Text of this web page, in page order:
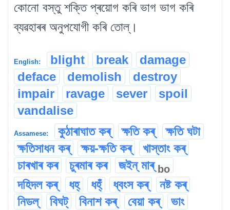
কোনো বস্তু শক্তি প্ৰয়োগ কৰি ভাগ ভাগ কৰি
ব্যৱহাৰৰ অনুপযোগী কৰি তোল্।
English: blight break
damage
deface
demolish
destroy
impair
ravage sever
spoil
vandalise
Assamese: কুঠাৰাঘাত কৰ্ ক্ষতি কৰ্
ক্ষতি ঘটা
ক্ষতিসাধন কৰ্
ক্ষয়-ক্ষতি কৰ্
খাস্তাং কৰ্
চাৰখাৰ কৰ
চুৰমাৰ কৰ জইন্ মাৰ্ bo
দহিদল কৰ্ ধহ্ ধহ্ঁ ধ্বংস কৰ্
নষ্ট কৰ্
নিডল্
বিঘট্ বিনাশ কৰ্ বেয়া কৰ্
ভাং